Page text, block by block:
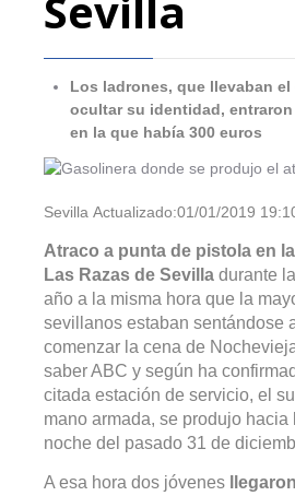
Los ladrones, que llevaban
ocultar su identidad,
en la que había 300 euros
Sevilla Actualizado:01/01/2019
Atraco a punta de pistola en
Las Razas de Sevilla durante
año a la misma hora que la
sevillanos estaban sentándose
comenzar la cena de
saber ABC y según ha
citada estación de servicio, el
mano armada, se produjo hacia
noche del pasado 31 de
A esa hora dos jóvenes